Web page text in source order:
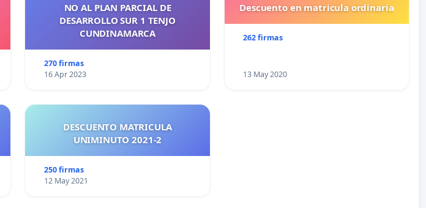
NO AL PLAN PARCIAL DE
DESARROLLO SUR 1 TENJO
CUNDINAMARCA
270 firmas
16 Apr 2023
Descuento en matricula ordinaria
262 firmas
13 May 2020
DESCUENTO MATRICULA
UNIMINUTO 2021-2
250 firmas
12 May 2021